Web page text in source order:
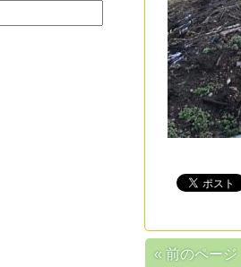
« 前のページ